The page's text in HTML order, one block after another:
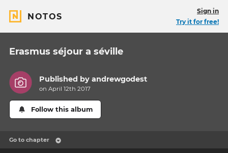
NOTOS
Sign in
Try it for free!
Erasmus séjour a séville
Published byandrewgodest
on April 12th 2017
Follow this album
Go to chapter